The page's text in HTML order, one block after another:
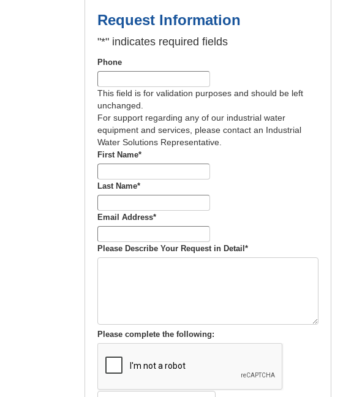
Request Information
"*" indicates required fields
Phone
This field is for validation purposes and should be left
unchanged.
For support regarding any of our industrial water
equipment and services, please contact an Industrial
Water Solutions Representative.
First Name*
Last Name*
Email Address*
Please Describe Your Request in Detail *
Please complete the following: